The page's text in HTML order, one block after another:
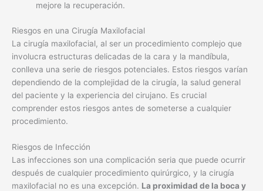
mejore la recuperación.
Riesgos en una Cirugía Maxilofacial
La cirugía maxilofacial, al ser un procedimiento complejo que
involucra estructuras delicadas de la cara y la mandíbula,
conlleva una serie de riesgos potenciales. Estos riesgos varían
dependiendo de la complejidad de la cirugía, la salud general
del paciente y la experiencia del cirujano. Es crucial
comprender estos riesgos antes de someterse a cualquier
procedimiento.
Riesgos de Infección
Las infecciones son una complicación seria que puede ocurrir
después de cualquier procedimiento quirúrgico, y la cirugía
maxilofacial no es una excepción. La proximidad de la boca y